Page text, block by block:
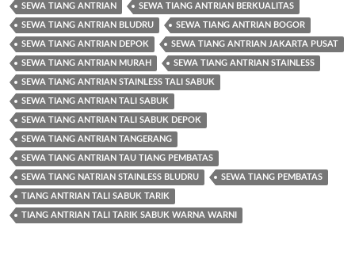
SEWA TIANG ANTRIAN SEWA TIANG ANTRIAN BERKUALITAS
SEWA TIANG ANTRIAN BLUDRU SEWA TIANG ANTRIAN BOGOR
SEWA TIANG ANTRIAN DEPOK SEWA TIANG ANTRIAN JAKARTA PUSAT
SEWA TIANG ANTRIAN MURAH SEWA TIANG ANTRIAN STAINLESS
SEWA TIANG ANTRIAN STAINLESS TALI SABUK
SEWA TIANG ANTRIAN TALI SABUK
SEWA TIANG ANTRIAN TALI SABUK DEPOK
SEWA TIANG ANTRIAN TANGERANG
SEWA TIANG ANTRIAN TAU TIANG PEMBATAS
SEWA TIANG NATRIAN STAINLESS BLUDRU SEWA TIANG PEMBATAS
TIANG ANTRIAN TALI SABUK TARIK
TIANG ANTRIAN TALI TARIK SABUK WARNA WARNI